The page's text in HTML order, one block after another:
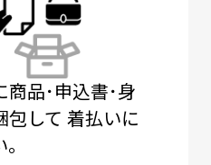
商品･申込書･身
包して 着払いに